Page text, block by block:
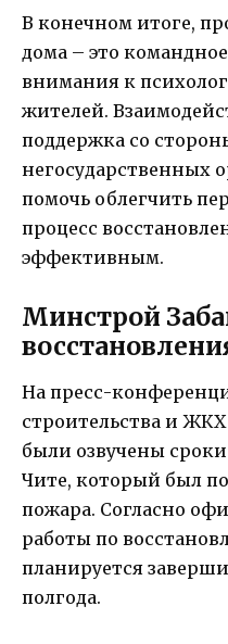
В конечном итоге,
дома – это
внимания к
жителей.
поддержка со
негосударственных
помочь облегчить
процесс
эффективным.
Минстрой
На пресс-
строительства и
были озвучены
Чите, который был
пожара. Согласно
работы по
планируется
полгода.